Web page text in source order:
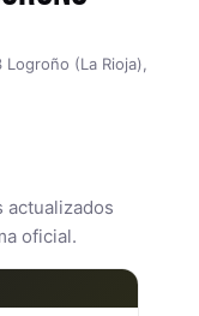
(La Rioja),
actualizados
oficial.